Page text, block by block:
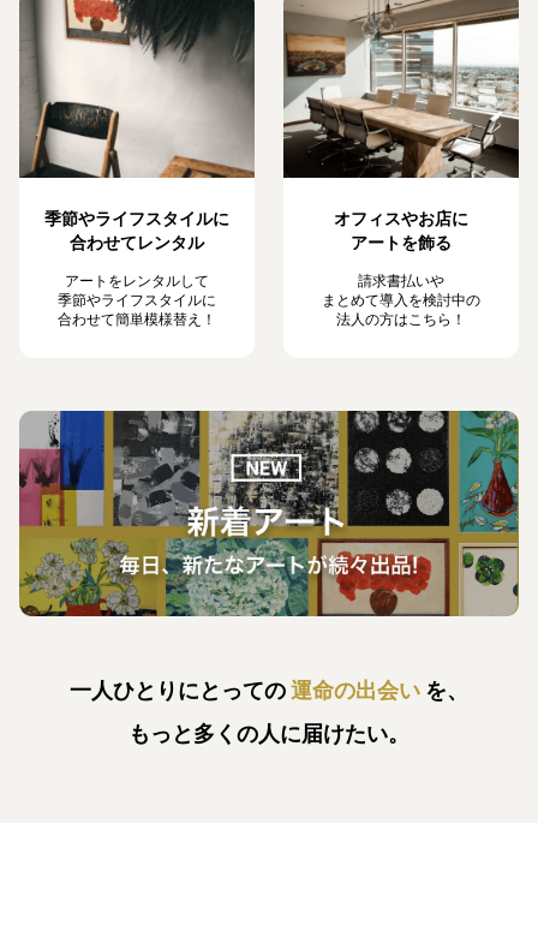
季節やライフスタイルに
合わせてレンタル
アートをレンタルして
季節やライフスタイルに
合わせて簡単模様替え！
オフィスやお店に
アートを飾る
請求書払いや
まとめて導入を検討中の
法人の方はこちら！
一人ひとりにとっての運命の出会い を、
もっと多くの人に届けたい。